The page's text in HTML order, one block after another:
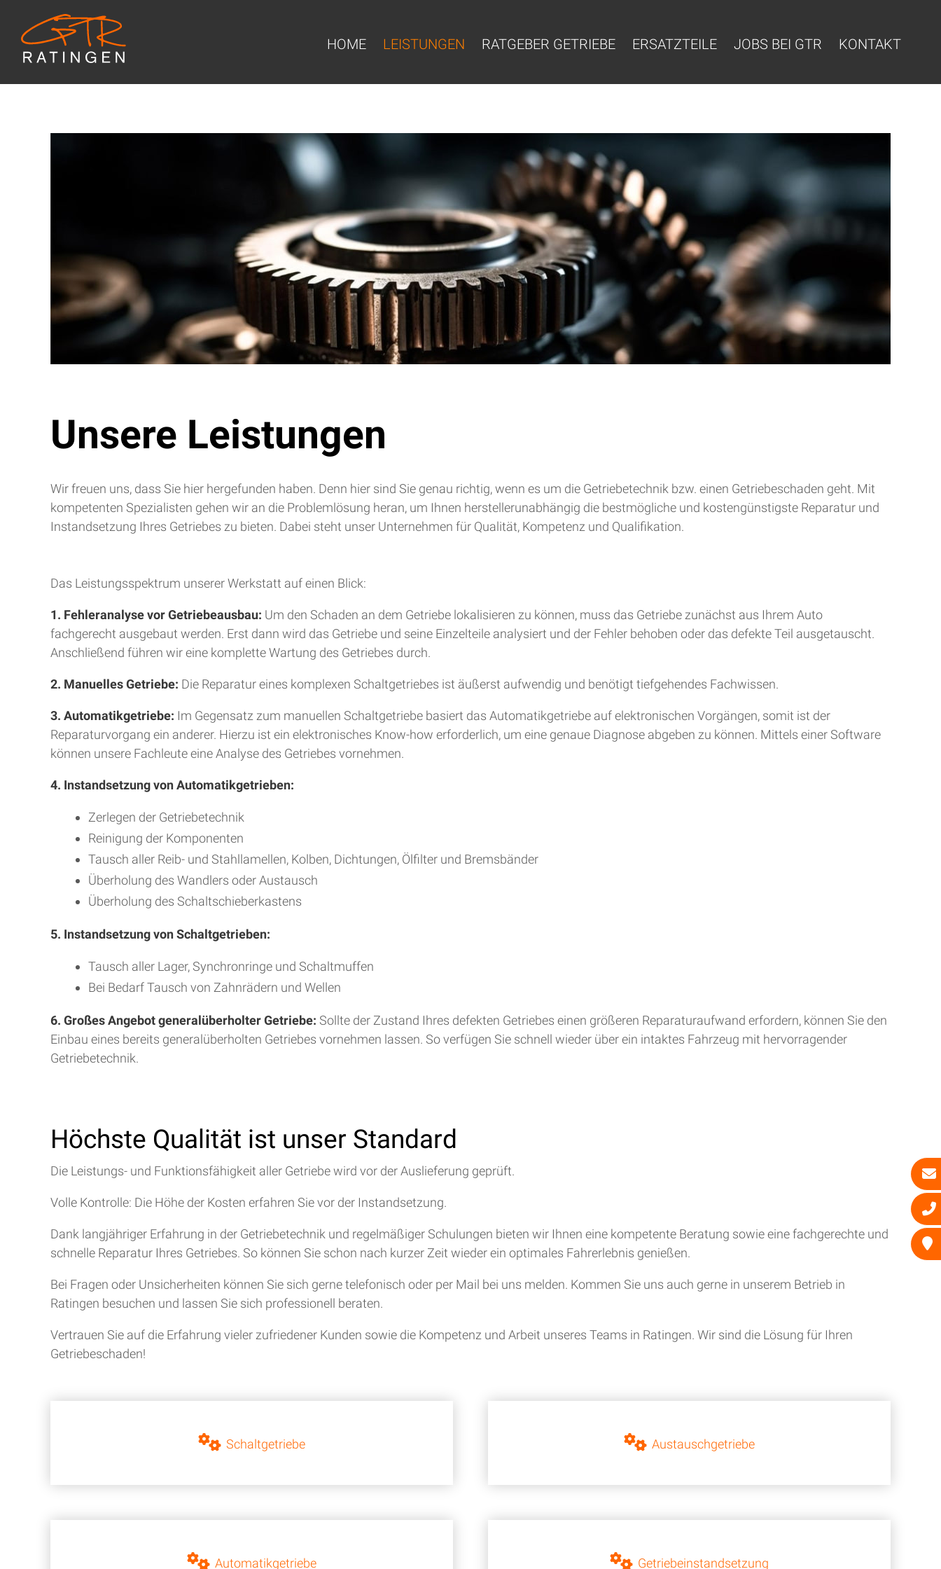
HOME LEISTUNGEN RATGEBER GETRIEBE ERSATZTEILE JOBS BEI GTR KONTAKT
Unsere Leistungen
Wir freuen uns, dass Sie hier hergefunden haben. Denn hier sind Sie genau richtig, wenn es um die Getriebetechnik bzw. einen Getriebeschaden geht. Mit
kompetenten Spezialisten gehen wir an die Problemlösung heran, um Ihnen herstellerunabhängig die bestmögliche und kostengünstigste Reparatur und
Instandsetzung Ihres Getriebes zu bieten. Dabei steht unser Unternehmen für Qualität, Kompetenz und Qualifikation.
Das Leistungsspektrum unserer Werkstatt auf einen Blick:
1. Fehleranalyse vor Getriebeausbau: Um den Schaden an dem Getriebe lokalisieren zu können, muss das Getriebe zunächst aus Ihrem Auto
fachgerecht ausgebaut werden. Erst dann wird das Getriebe und seine Einzelteile analysiert und der Fehler behoben oder das defekte Teil ausgetauscht.
Anschließend führen wir eine komplette Wartung des Getriebes durch.
2. Manuelles Getriebe: Die Reparatur eines komplexen Schaltgetriebes ist äußerst aufwendig und benötigt tiefgehendes Fachwissen.
3. Automatikgetriebe: Im Gegensatz zum manuellen Schaltgetriebe basiert das Automatikgetriebe auf elektronischen Vorgängen, somit ist der
Reparaturvorgang ein anderer. Hierzu ist ein elektronisches Know-how erforderlich, um eine genaue Diagnose abgeben zu können. Mittels einer Software
können unsere Fachleute eine Analyse des Getriebes vornehmen.
4. Instandsetzung von Automatikgetrieben:
Zerlegen der Getriebetechnik
Reinigung der Komponenten
Tausch aller Reib- und Stahllamellen, Kolben, Dichtungen, Ölfilter und Bremsbänder
Überholung des Wandlers oder Austausch
Überholung des Schaltschieberkastens
5. Instandsetzung von Schaltgetrieben:
Tausch aller Lager, Synchronringe und Schaltmuffen
Bei Bedarf Tausch von Zahnrädern und Wellen
6. Großes Angebot generalüberholter Getriebe: Sollte der Zustand Ihres defekten Getriebes einen größeren Reparaturaufwand erfordern, können Sie den
Einbau eines bereits generalüberholten Getriebes vornehmen lassen. So verfügen Sie schnell wieder über ein intaktes Fahrzeug mit hervorragender
Getriebetechnik.
Höchste Qualität ist unser Standard
Die Leistungs- und Funktionsfähigkeit aller Getriebe wird vor der Auslieferung geprüft.
Volle Kontrolle: Die Höhe der Kosten erfahren Sie vor der Instandsetzung.
Dank langjähriger Erfahrung in der Getriebetechnik und regelmäßiger Schulungen bieten wir Ihnen eine kompetente Beratung sowie eine fachgerechte und
schnelle Reparatur Ihres Getriebes. So können Sie schon nach kurzer Zeit wieder ein optimales Fahrerlebnis genießen.
Bei Fragen oder Unsicherheiten können Sie sich gerne telefonisch oder per Mail bei uns melden. Kommen Sie uns auch gerne in unserem Betrieb in
Ratingen besuchen und lassen Sie sich professionell beraten.
Vertrauen Sie auf die Erfahrung vieler zufriedener Kunden sowie die Kompetenz und Arbeit unseres Teams in Ratingen. Wir sind die Lösung für Ihren
Getriebeschaden!
Schaltgetriebe Austauschgetriebe
Automatikgetriebe Getriebeinstandsetzung